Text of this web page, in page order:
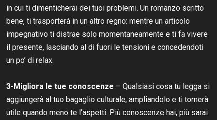
in cui ti dimenticherai dei tuoi problemi. Un romanzo scritto
bene, ti trasporterà in un altro regno: mentre un articolo
impegnativo ti distrae solo momentaneamente e ti fa vivere
il presente, lasciando al di fuori le tensioni e concedendoti
un po’ di relax.
3-Migliora le tue conoscenze – Qualsiasi cosa tu legga si
aggiungerà al tuo bagaglio culturale, ampliandolo e ti tornerà
utile quando meno te l’aspetti. Più conoscenze hai, più sarai